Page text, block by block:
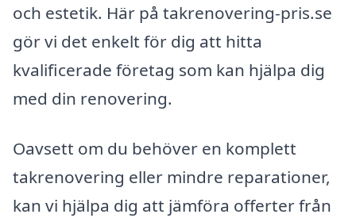
och estetik. Här på takrenovering-pris.se
gör vi det enkelt för dig att hitta
kvalificerade företag som kan hjälpa dig
med din renovering.
Oavsett om du behöver en komplett
takrenovering eller mindre reparationer,
kan vi hjälpa dig att jämföra offerter från